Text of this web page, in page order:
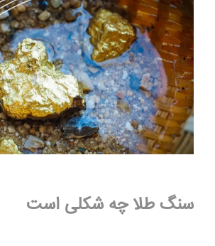
سنگ طلا چه شکلی است